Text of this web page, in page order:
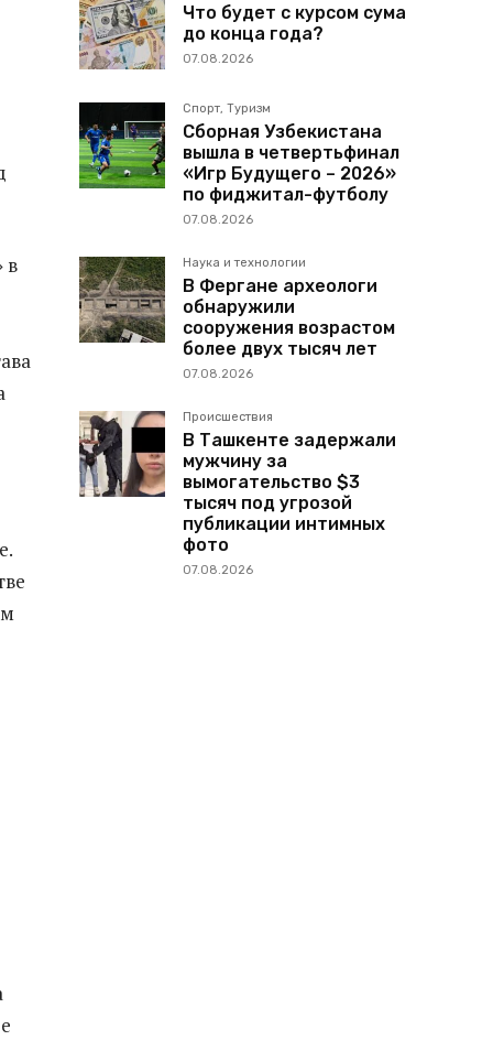
в
Что будет с курсом сума
до конца года?
07.08.2026
Спорт, Туризм
Сборная Узбекистана
вышла в четвертьфинал
«Игр Будущего – 2026»
по фиджитал-футболу
07.08.2026
Наука и технологии
В Фергане археологи
обнаружили
сооружения возрастом
более двух тысяч лет
07.08.2026
Происшествия
В Ташкенте задержали
мужчину за
вымогательство $3
тысяч под угрозой
публикации интимных
фото
07.08.2026